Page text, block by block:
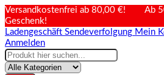
Versandkostenfrei ab 80,00 €! Ab
Geschenk!
Ladengeschäft Sendeverfolgung Mein
Anmelden